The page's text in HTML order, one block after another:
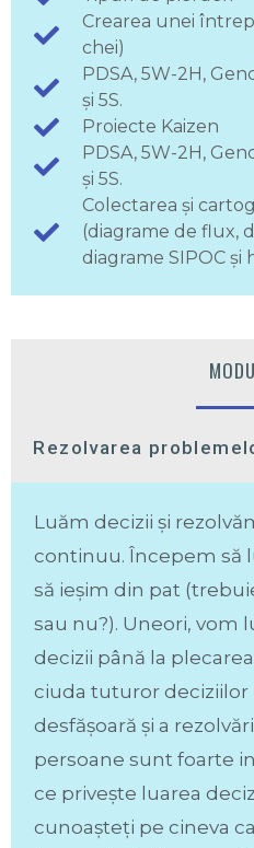
Crearea unei
chei)
PDSA, 5W-2H,
și 5S.
Proiecte Kaizen
PDSA, 5W-2H,
și 5S.
Colectarea și
(diagrame de flux,
diagrame SIPOC
Rezolvarea
Luăm decizii și
continuu. Începem să
să ieșim din pat
sau nu?). Uneori, vom
decizii până la
ciuda tuturor deciziilor
desfășoară și a
persoane sunt foarte
ce privește luarea
cunoașteți pe cineva